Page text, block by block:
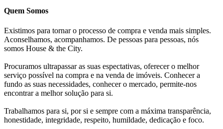
Quem Somos
Existimos para tornar o processo de compra e venda mais simples.
Aconselhamos, acompanhamos. De pessoas para pessoas, nós
somos House & the City.
Procuramos ultrapassar as suas espectativas, oferecer o melhor
serviço possível na compra e na venda de imóveis. Conhecer a
fundo as suas necessidades, conhecer o mercado, permite-nos
encontrar a melhor solução para si.
Trabalhamos para si, por si e sempre com a máxima transparência,
honestidade, integridade, respeito, humildade, dedicação e foco.